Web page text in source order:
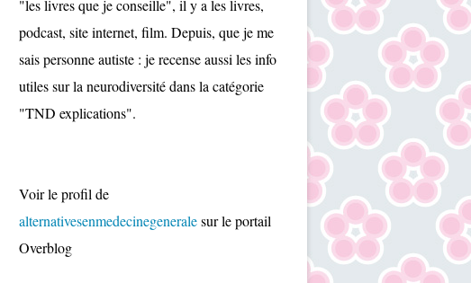
"les livres que je conseille", il y a les livres,
podcast, site internet, film. Depuis, que je me
sais personne autiste : je recense aussi les info
utiles sur la neurodiversité dans la catégorie
"TND explications".
Voir le profil de
alternativesenmedecinegeneralesur le portail
Overblog